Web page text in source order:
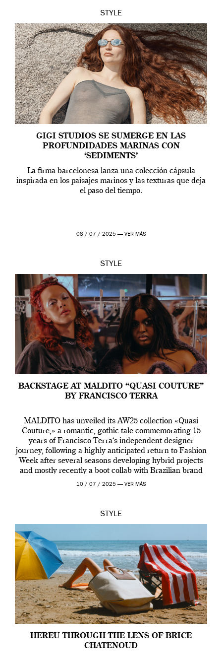
STYLE
GIGI STUDIOS SE SUMERGE EN LAS
PROFUNDIDADES MARINAS CON
‘SEDIMENTS’
La firma barcelonesa lanza una colección cápsula
inspirada en los paisajes marinos y las texturas que deja
el paso del tiempo.
08 / 07 / 2025 — VER MÁS
STYLE
BACKSTAGE AT MALDITO “QUASI COUTURE”
BY FRANCISCO TERRA
MALDITO has unveiled its AW25 collection «Quasi
Couture,» a romantic, gothic tale commemorating 15
years of Francisco Terra‘s independent designer
journey, following a highly anticipated return to Fashion
Week after several seasons developing hybrid projects
and mostly recently a boot collab with Brazilian brand
Melissa. This fashion show is a component of Francisco
10 / 07 / 2025 — VER MÁS
STYLE
HEREU THROUGH THE LENS OF BRICE
CHATENOUD